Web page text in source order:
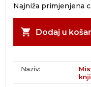
Najniža primjenjena
shopping_cart Dodaj u
Naziv: